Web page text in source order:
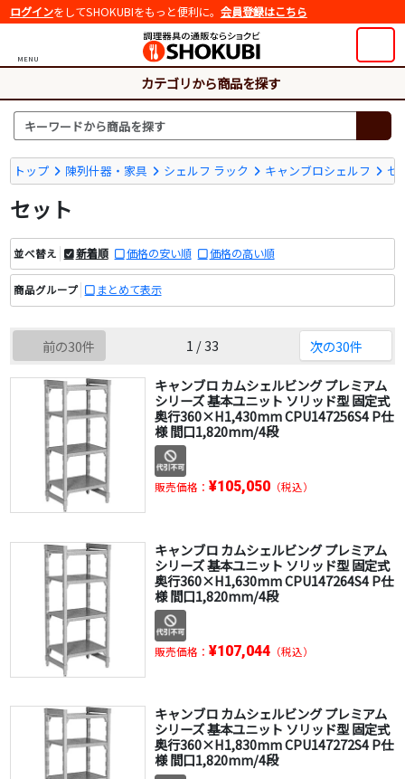
ログインをしてSHOKUBIをもっと便利に。 会員登録はこちら
MENU
カテゴリから商品を探す
トップ 陳列什器・家具 シェルフ ラック キャンブロシェルフ セ
セット
並べ替え 新着順 価格の安い順 価格の高い順
商品グループ まとめて表示
前の30件 1 / 33 次の30件
キャンブロ カムシェルビング プレミアム
シリーズ 基本ユニット ソリッド型 固定式
奥行360×H1,430mm CPU147256S4 P仕
様 間口1,820mm/4段
販売価格： ¥105,050（税込）
キャンブロ カムシェルビング プレミアム
シリーズ 基本ユニット ソリッド型 固定式
奥行360×H1,630mm CPU147264S4 P仕
様 間口1,820mm/4段
販売価格： ¥107,044（税込）
キャンブロ カムシェルビング プレミアム
シリーズ 基本ユニット ソリッド型 固定式
奥行360×H1,830mm CPU147272S4 P仕
様 間口1,820mm/4段